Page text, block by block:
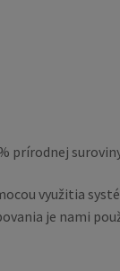
prírodnej
využitia
je nami